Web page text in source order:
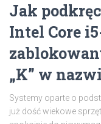
Jak
Intel Core
„K” w
Systemy oparte o
już dość wiekowe